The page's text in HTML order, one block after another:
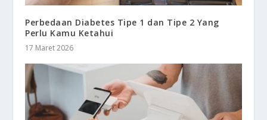
Perbedaan Diabetes Tipe 1 dan Tipe 2 Yang
Perlu Kamu Ketahui
17 Maret 2026